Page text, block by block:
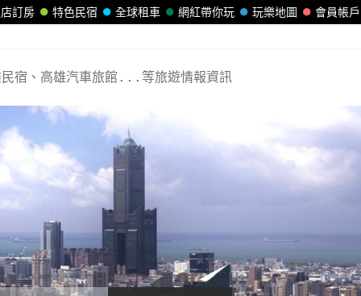
會員帳戶
玩樂地圖
網紅帶你玩
全球租車
特色民宿
訂房
民宿、高雄汽車旅館...等旅遊情報資訊